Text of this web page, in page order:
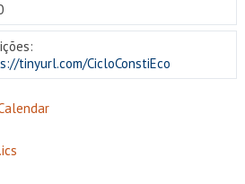
tinyurl.com/CicloConstiEco